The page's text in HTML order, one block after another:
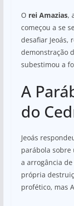
O rei Amazias,
começou a se
desafiar Jeoás,
demonstração
subestimou a
A
do
Jeoás
parábola sobre
a arrogância
própria
profético, mas